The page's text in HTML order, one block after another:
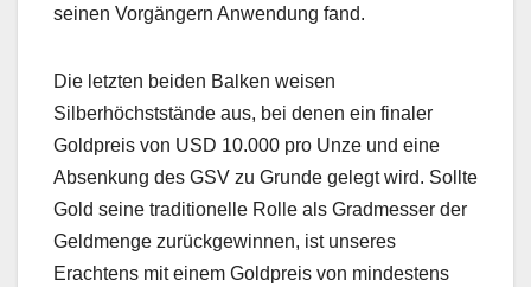
seinen Vorgängern Anwendung fand.
Die letzten beiden Balken weisen
Silberhöchststände aus, bei denen ein finaler
Goldpreis von USD 10.000 pro Unze und eine
Absenkung des GSV zu Grunde gelegt wird. Sollte
Gold seine traditionelle Rolle als Gradmesser der
Geldmenge zurückgewinnen, ist unseres
Erachtens mit einem Goldpreis von mindestens